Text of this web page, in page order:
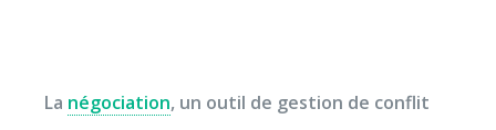
La négociation, un outil de gestion de conflit